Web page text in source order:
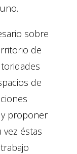
sobre
de
de
proponer
vez éstas